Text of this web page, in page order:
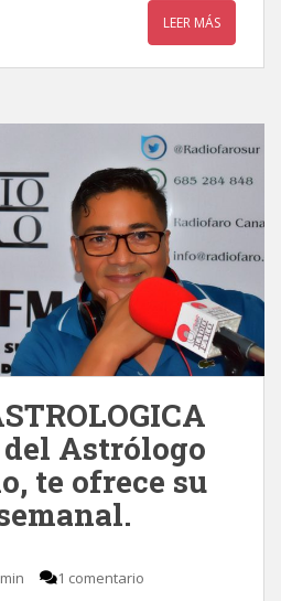
LEER MÁS
Astrólogo
te ofrece su
1 comentario